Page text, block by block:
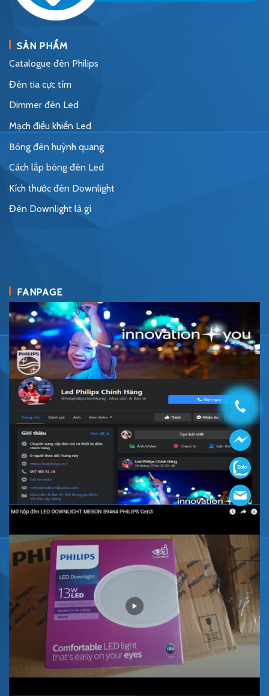
SẢN PHẨM
Catalogue đèn Philips
Đèn tia cực tím
Dimmer đèn Led
Mạch điều khiển Led
Bóng đèn huỳnh quang
Cách lắp bóng đèn Led
Kích thước đèn Downlight
Đèn Downlight là gì
FANPAGE